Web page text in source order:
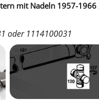
mit Nadeln 1957-
oder 1114100031